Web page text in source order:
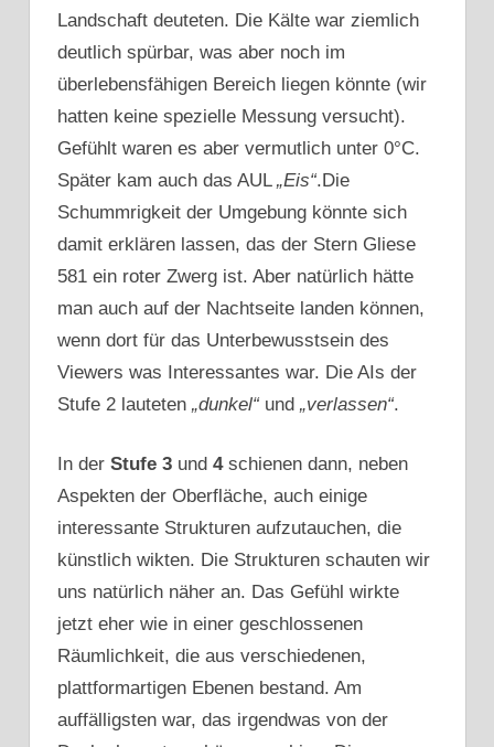
Landschaft deuteten. Die Kälte war ziemlich
deutlich spürbar, was aber noch im
überlebensfähigen Bereich liegen könnte (wir
hatten keine spezielle Messung versucht).
Gefühlt waren es aber vermutlich unter 0°C.
Später kam auch das AUL „Eis“.Die
Schummrigkeit der Umgebung könnte sich
damit erklären lassen, das der Stern Gliese
581 ein roter Zwerg ist. Aber natürlich hätte
man auch auf der Nachtseite landen können,
wenn dort für das Unterbewusstsein des
Viewers was Interessantes war. Die AIs der
Stufe 2 lauteten „dunkel“ und „verlassen“.
In der Stufe 3 und 4schienen dann, neben
Aspekten der Oberfläche, auch einige
interessante Strukturen aufzutauchen, die
künstlich wikten. Die Strukturen schauten wir
uns natürlich näher an. Das Gefühl wirkte
jetzt eher wie in einer geschlossenen
Räumlichkeit, die aus verschiedenen,
plattformartigen Ebenen bestand. Am
auffälligsten war, das irgendwas von der